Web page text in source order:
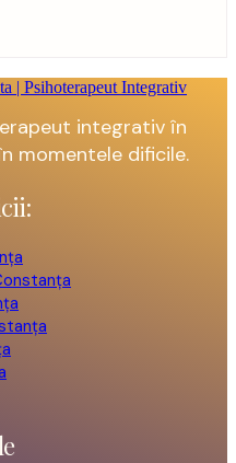
integrativ în
momentele dificile.